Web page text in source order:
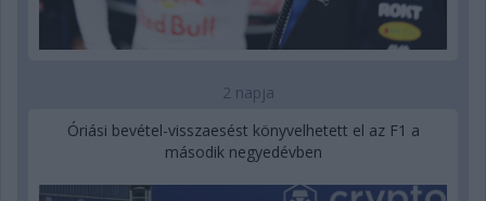
2 napja
Óriási bevétel-visszaesést könyvelhetett el az F1 a
második negyedévben